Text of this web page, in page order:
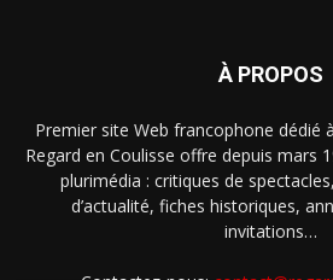
À PROPOS
Premier site Web francophone dédié
Regard en Coulisse offre depuis mars
plurimédia : critiques de
d’actualité, fiches historiques,
invitations…